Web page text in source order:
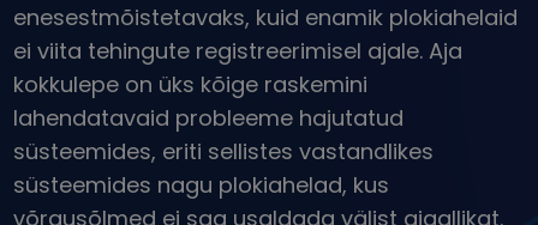
Leia oma krüptostrateegia
KriptoEarn
Teeni krüptoga preemiaid
Varakamber
Säästke krüptot oma tuleviku jaoks
enesestmõistetavaks, kuid enamik plokiahelaid
ei viita tehingute registreerimisel ajale. Aja
kokkulepe on üks kõige raskemini
lahendatavaid probleeme hajutatud
süsteemides, eriti sellistes vastandlikes
süsteemides nagu plokiahelad, kus
võrgusõlmed ei saa usaldada välist ajaallikat.